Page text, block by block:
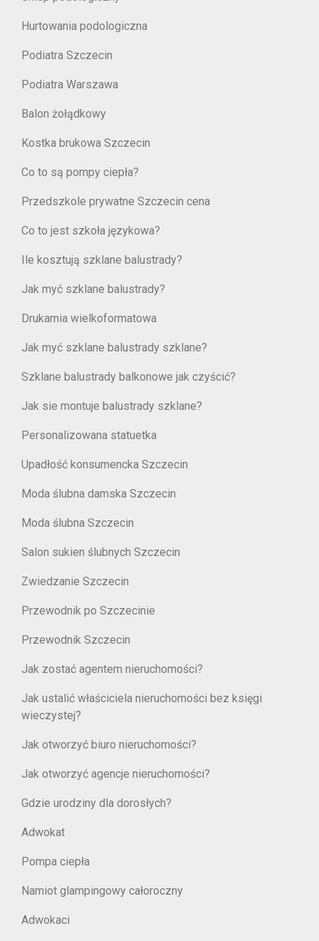
Hurtowania podologiczna
Podiatra Szczecin
Podiatra Warszawa
Balon żołądkowy
Kostka brukowa Szczecin
Co to są pompy ciepła?
Przedszkole prywatne Szczecin cena
Co to jest szkoła językowa?
Ile kosztują szklane balustrady?
Jak myć szklane balustrady?
Drukarnia wielkoformatowa
Jak myć szklane balustrady szklane?
Szklane balustrady balkonowe jak czyścić?
Jak sie montuje balustrady szklane?
Personalizowana statuetka
Upadłość konsumencka Szczecin
Moda ślubna damska Szczecin
Moda ślubna Szczecin
Salon sukien ślubnych Szczecin
Zwiedzanie Szczecin
Przewodnik po Szczecinie
Przewodnik Szczecin
Jak zostać agentem nieruchomości?
Jak ustalić właściciela nieruchomości bez księgi
wieczystej?
Jak otworzyć biuro nieruchomości?
Jak otworzyć agencje nieruchomości?
Gdzie urodziny dla dorosłych?
Adwokat
Pompa ciepła
Namiot glampingowy całoroczny
Adwokaci